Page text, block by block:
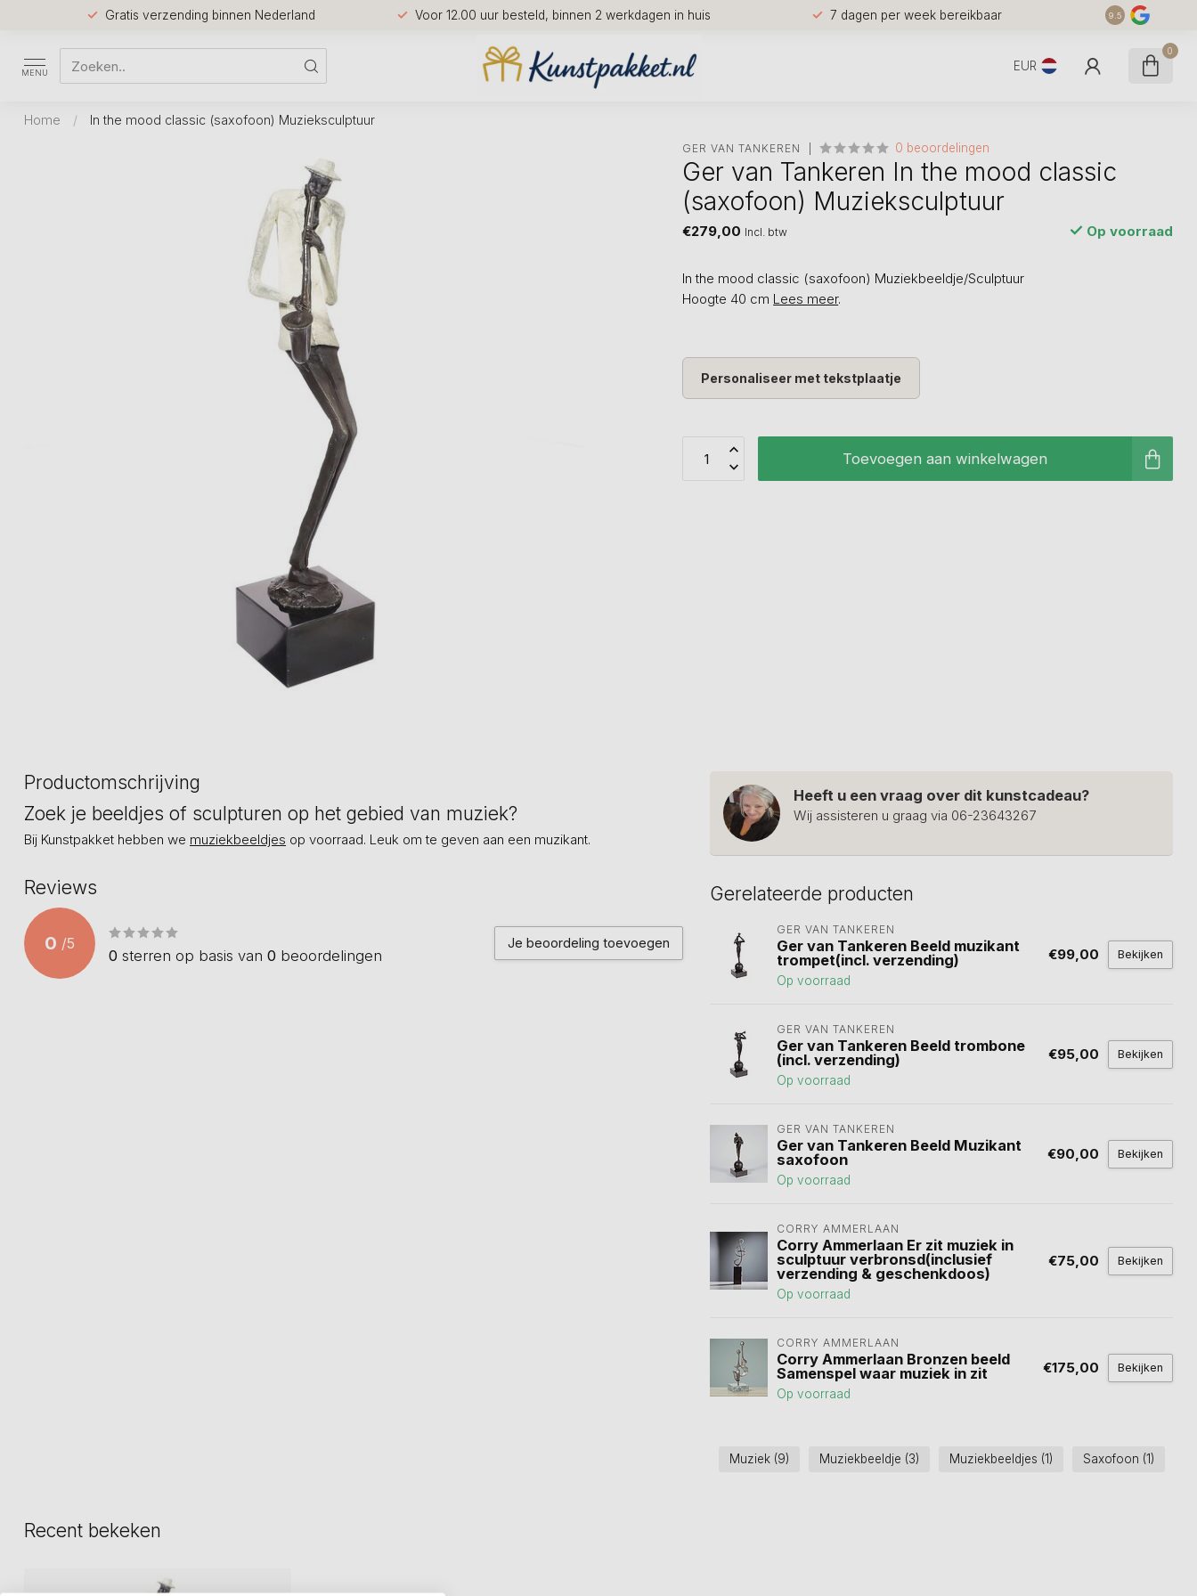
Gratis verzending binnen Nederland Voor 12.00 uur besteld, binnen 2 werkdagen in huis 7 dagen per week bereikbaar 9.5
MENU EUR
0
Home / In the mood classic (saxofoon) Muzieksculptuur
GER VAN TANKEREN 0 beoordelingen
Ger van Tankeren In the mood classic
(saxofoon) Muzieksculptuur
€279,00 Incl. btw Op voorraad
In the mood classic (saxofoon) Muziekbeeldje/Sculptuur
Hoogte 40 cm Lees meer.
Personaliseer met tekstplaatje
Toevoegen aan winkelwagen
Productomschrijving
Zoek je beeldjes of sculpturen op het gebied van muziek?
Bij Kunstpakket hebben we muziekbeeldjes op voorraad. Leuk om te geven aan een muzikant.
Reviews
0 /5
0 sterren op basis van 0 beoordelingen
Je beoordeling toevoegen
Heeft u een vraag over dit kunstcadeau?
Wij assisteren u graag via 06-23643267
Gerelateerde producten
GER VAN TANKEREN
Ger van Tankeren Beeld muzikant
trompet(incl. verzending)
Op voorraad
€99,00 Bekijken
GER VAN TANKEREN
Ger van Tankeren Beeld trombone
(incl. verzending)
Op voorraad
€95,00 Bekijken
GER VAN TANKEREN
Ger van Tankeren Beeld Muzikant
saxofoon
Op voorraad
€90,00 Bekijken
CORRY AMMERLAAN
Corry Ammerlaan Er zit muziek in
sculptuur verbronsd(inclusief
verzending & geschenkdoos)
Op voorraad
€75,00 Bekijken
CORRY AMMERLAAN
Corry Ammerlaan Bronzen beeld
Samenspel waar muziek in zit
Op voorraad
€175,00 Bekijken
Muziek (9) Muziekbeeldje (3) Muziekbeeldjes (1) Saxofoon (1)
Recent bekeken